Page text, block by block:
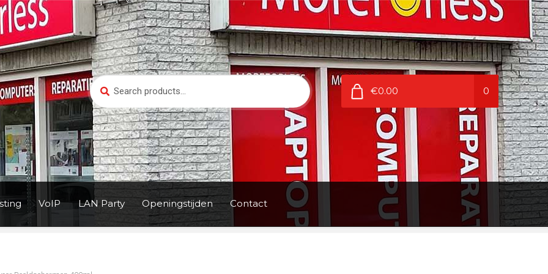
Search
for:
Search
€0.00 0
VoIP LAN Party Openingstijden Contact